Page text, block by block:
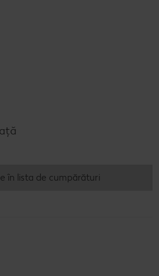
în lista de cumpărături